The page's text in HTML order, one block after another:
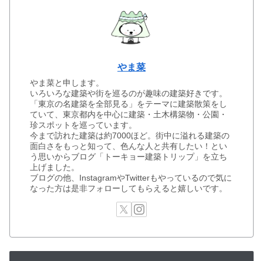
やま菜
やま菜と申します。
いろいろな建築や街を巡るのが趣味の建築好きです。
「東京の名建築を全部見る」をテーマに建築散策をし
ていて、東京都内を中心に建築・土木構築物・公園・
珍スポットを巡っています。
今まで訪れた建築は約7000ほど。街中に溢れる建築の
面白さをもっと知って、色んな人と共有したい！とい
う思いからブログ「トーキョー建築トリップ」を立ち
上げました。
ブログの他、InstagramやTwitterもやっているので気に
なった方は是非フォローしてもらえると嬉しいです。